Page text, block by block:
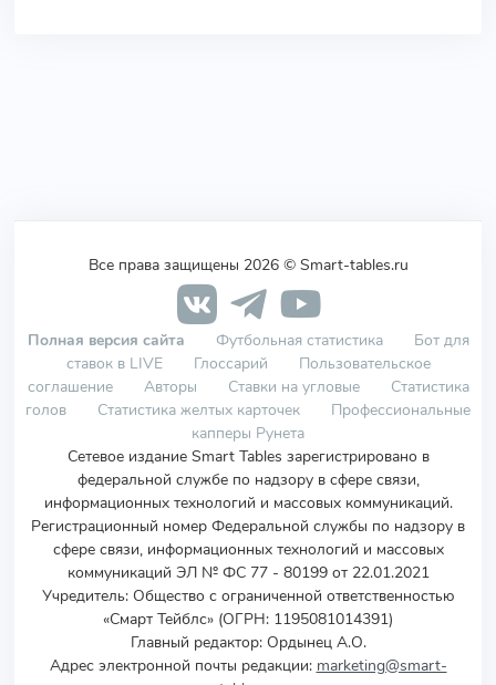
Все права защищены 2026 © Smart-tables.ru
Полная версия сайта Футбольная статистика
Бот для
ставок в LIVE
Глоссарий
Пользовательское
соглашение
Авторы Ставки на угловые
Статистика
голов
Статистика желтых карточек
Профессиональные
капперы Рунета
Сетевое издание Smart Tables зарегистрировано в
федеральной службе по надзору в сфере связи,
информационных технологий и массовых коммуникаций.
Регистрационный номер Федеральной службы по надзору в
сфере связи, информационных технологий и массовых
коммуникаций ЭЛ № ФС 77 - 80199 от 22.01.2021
Учредитель: Общество с ограниченной ответственностью
«Смарт Тейблс» (ОГРН: 1195081014391)
Главный редактор: Ордынец А.О.
Адрес электронной почты редакции: marketing@smart-